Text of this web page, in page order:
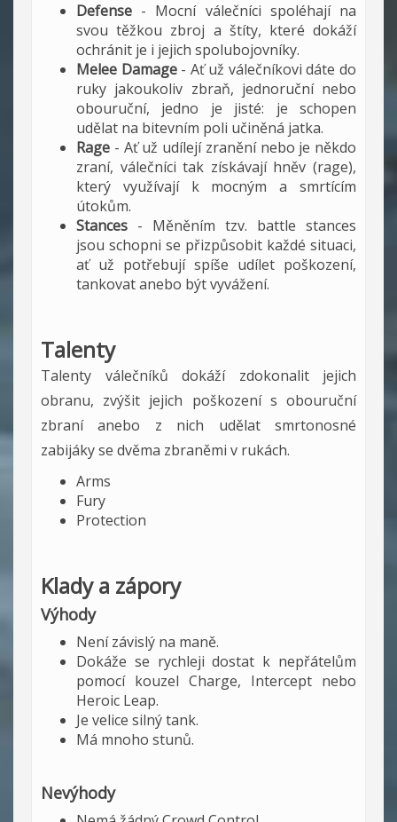
Defense - Mocní válečníci spoléhají na
svou těžkou zbroj a štíty, které dokáží
ochránit je i jejich spolubojovníky.
Melee Damage - Ať už válečníkovi dáte do
ruky jakoukoliv zbraň, jednoruční nebo
obouruční, jedno je jisté: je schopen
udělat na bitevním poli učiněná jatka.
Rage - Ať už udílejí zranění nebo je někdo
zraní, válečníci tak získávají hněv (rage),
který využívají k mocným a smrtícím
útokům.
Stances - Měněním tzv. battle stances
jsou schopni se přizpůsobit každé situaci,
ať už potřebují spíše udílet poškození,
tankovat anebo být vyvážení.
Talenty
Talenty válečníků dokáží zdokonalit jejich
obranu, zvýšit jejich poškození s obouruční
zbraní anebo z nich udělat smrtonosné
zabijáky se dvěma zbraněmi v rukách.
Arms
Fury
Protection
Klady a zápory
Výhody
Není závislý na maně.
Dokáže se rychleji dostat k nepřátelům
pomocí kouzel Charge, Intercept nebo
Heroic Leap.
Je velice silný tank.
Má mnoho stunů.
Nevýhody